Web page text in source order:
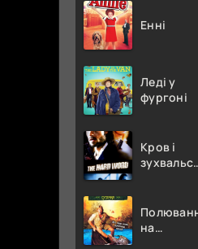
Енні
Леді у
фургоні
Кров і
на